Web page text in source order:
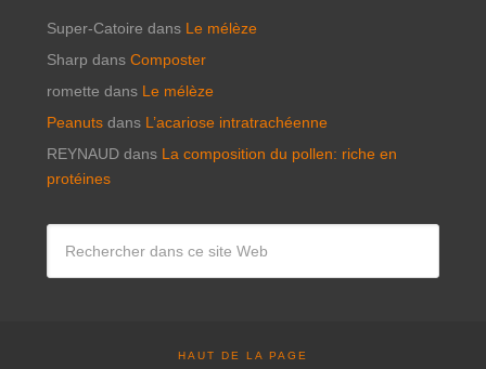
Super-Catoire dans Le mélèze
Sharp dans Composter
romette dans Le mélèze
Peanutsdans L’acariose intratrachéenne
REYNAUDdans La composition du pollen: riche en
protéines
HAUT DE LA PAGE